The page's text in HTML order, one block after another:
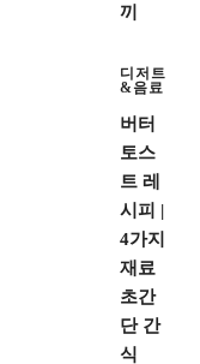
끼
디저트
&음료
버터
토스
트 레
시피 |
4가지
재료
초간
단 간
식